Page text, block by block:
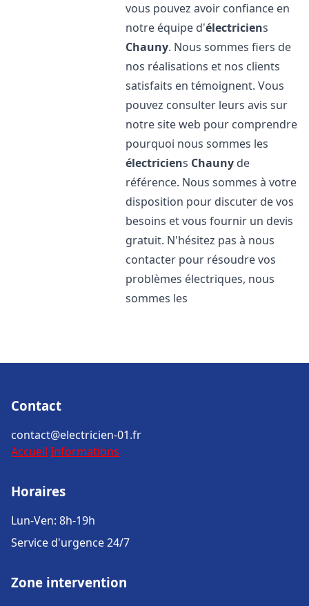
vous pouvez avoir confiance en
notre équipe d'électriciens
Chauny. Nous sommes fiers de
nos réalisations et nos clients
satisfaits en témoignent. Vous
pouvez consulter leurs avis sur
notre site web pour comprendre
pourquoi nous sommes les
électriciens Chauny de
référence. Nous sommes à votre
disposition pour discuter de vos
besoins et vous fournir un devis
gratuit. N'hésitez pas à nous
contacter pour résoudre vos
problèmes électriques, nous
sommes les
Contact
contact@electricien-01.fr
Accueil Informations
Horaires
Lun-Ven: 8h-19h
Service d'urgence 24/7
Zone intervention